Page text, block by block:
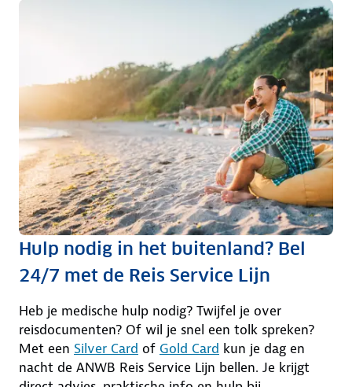
Hulp nodig in het buitenland? Bel
24/7 met de Reis Service Lijn
Heb je medische hulp nodig? Twijfel je over
reisdocumenten? Of wil je snel een tolk spreken?
Met een Silver Card of Gold Card kun je dag en
nacht de ANWB Reis Service Lijn bellen. Je krijgt